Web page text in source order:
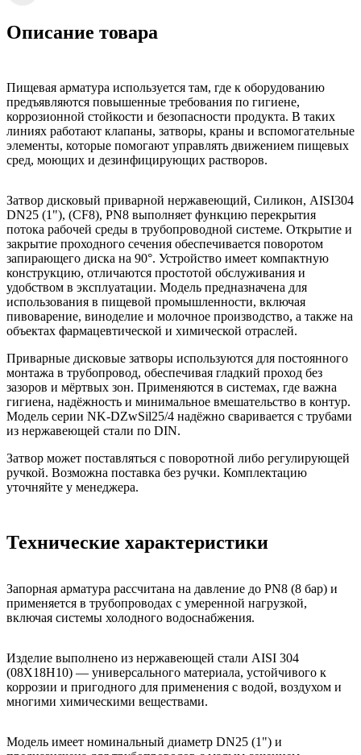
Описание товара
Затвор дисковый приварной нержавеющий, Силикон, AISI304
DN25 (1"), (CF8), PN8 выполняет функцию перекрытия
потока рабочей среды в трубопроводной системе. Открытие и
закрытие проходного сечения обеспечивается поворотом
запирающего диска на 90°. Устройство имеет компактную
конструкцию, отличаются простотой обслуживания и
удобством в эксплуатации. Модель предназначена для
использования в пищевой промышленности, включая
пивоварение, виноделие и молочное производство, а также на
объектах фармацевтической и химической отраслей.
Приварные дисковые затворы используются для постоянного
монтажа в трубопровод, обеспечивая гладкий проход без
зазоров и мёртвых зон. Применяются в системах, где важна
гигиена, надёжность и минимальное вмешательство в контур.
Модель серии NK-DZwSil25/4 надёжно сваривается с трубами
из нержавеющей стали по DIN.
Затвор может поставляться с поворотной либо регулирующей
ручкой. Возможна поставка без ручки. Комплектацию
уточняйте у менеджера.
Пищевая арматура используется там, где к оборудованию
предъявляются повышенные требования по гигиене,
коррозионной стойкости и безопасности продукта. В таких
линиях работают клапаны, затворы, краны и вспомогательные
элементы, которые помогают управлять движением пищевых
сред, моющих и дезинфицирующих растворов.
Технические характеристики
Запорная арматура рассчитана на давление до PN8 (8 бар) и
применяется в трубопроводах с умеренной нагрузкой,
включая системы холодного водоснабжения.
Изделие выполнено из нержавеющей стали AISI 304
(08Х18Н10) — универсального материала, устойчивого к
коррозии и пригодного для применения с водой, воздухом и
многими химическими веществами.
Модель имеет номинальный диаметр DN25 (1") и